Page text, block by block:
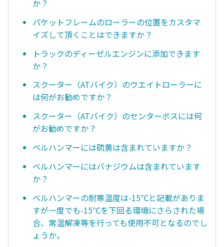
か？
パケットフレームのローラーの位置をカスタマ
イズして頂くことはできますか？
トラックのディーゼルエンジンに添加できます
か？
スクーター（ATバイク）のウエイトローラーに
は何がお勧めですか？
スクーター（ATバイク）のセンターボスには何
がお勧めですか？
ベルハンマーには硫黄は含まれていますか？
ベルハンマーにはバナジウムは含まれています
か？
ベルハンマーの耐寒温度は-15℃と記載がありま
すが一度でも-15℃を下回る環境にさらされた場
合、常温解凍等を行っても使用不可となるのでし
ょうか。